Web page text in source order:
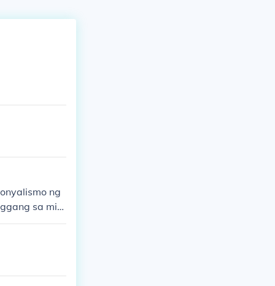
ng
sa mid
sa kultur